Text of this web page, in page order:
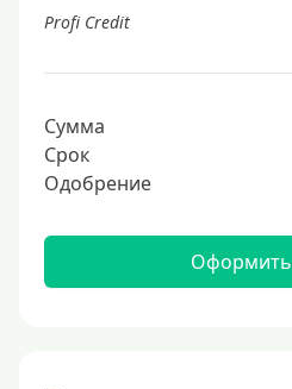
Profi Credit
Сумма
Срок
Одобрение
Оформить